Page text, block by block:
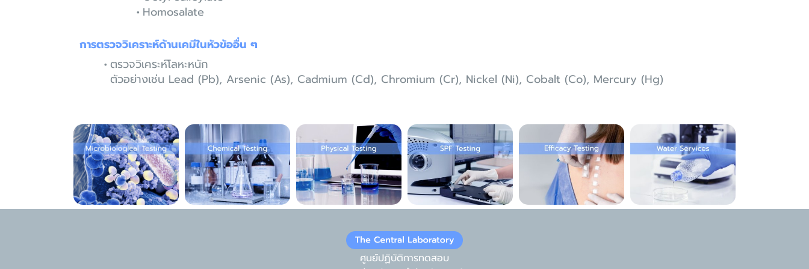
Homosalate
การตรวจวิเคราะห์ด้านเคมีในหัวข้ออื่น ๆ
ตรวจวิเคระห์โลหะหนัก
ตัวอย่างเช่น Lead (Pb), Arsenic (As), Cadmium (Cd), Chromium (Cr), Nickel (Ni), Cobalt (Co), Mercury (Hg)
ศูนย์ปฏิบัติการทดสอบ